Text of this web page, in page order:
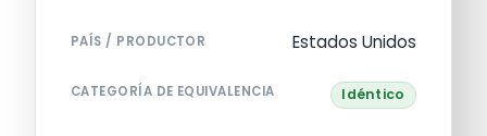
PAÍS / PRODUCTOR Estados Unidos
CATEGORÍA DE EQUIVALENCIA Idéntico